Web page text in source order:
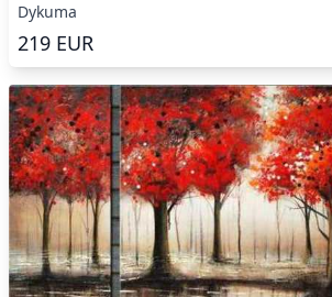
Dykuma
219 EUR